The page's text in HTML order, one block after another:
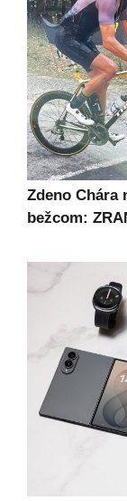
Zdeno Chára
bežcom: